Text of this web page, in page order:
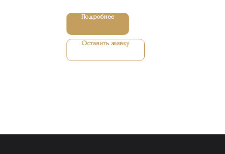
Подробнее
Оставить заявку